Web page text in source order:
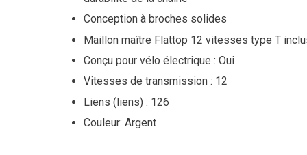
Conception à broches solides
Maillon maître Flattop 12 vitesses type T
Conçu pour vélo électrique : Oui
Vitesses de transmission : 12
Liens (liens) : 126
Couleur: Argent